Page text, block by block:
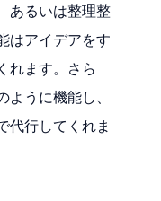
あるいは整理整
はアイデアをす
れます。さら
うに機能し、
代行してくれま